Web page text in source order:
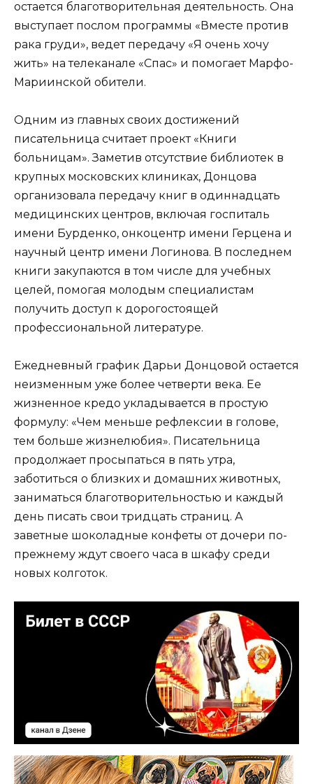
остается благотворительная деятельность. Она
выступает послом программы «Вместе против
рака груди», ведет передачу «Я очень хочу
жить» на телеканале «Спас» и помогает Марфо-
Мариинской обители.
Одним из главных своих достижений
писательница считает проект «Книги
больницам». Заметив отсутствие библиотек в
крупных московских клиниках, Донцова
организовала передачу книг в одиннадцать
медицинских центров, включая госпиталь
имени Бурденко, онкоцентр имени Герцена и
научный центр имени Логинова. В последнем
книги закупаются в том числе для учебных
целей, помогая молодым специалистам
получить доступ к дорогостоящей
профессиональной литературе.
Ежедневный график Дарьи Донцовой остается
неизменным уже более четверти века. Ее
жизненное кредо укладывается в простую
формулу: «Чем меньше рефлексии в голове,
тем больше жизнелюбия». Писательница
продолжает просыпаться в пять утра,
заботиться о близких и домашних животных,
заниматься благотворительностью и каждый
день писать свои тридцать страниц. А
заветные шоколадные конфеты от дочери по-
прежнему ждут своего часа в шкафу среди
новых колготок.